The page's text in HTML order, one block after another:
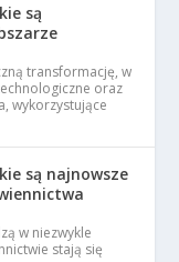
są
transformację, w
oraz
wykorzystujące
są najnowsze
w niezwykle
stają się